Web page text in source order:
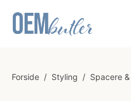
Forside / Styling / Spacere